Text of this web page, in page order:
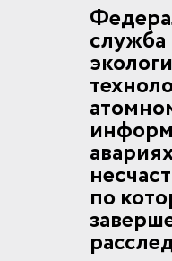
служба
по